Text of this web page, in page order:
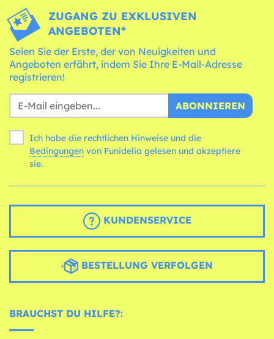
ZUGANG ZU EXKLUSIVEN
ANGEBOTEN*
Seien Sie der Erste, der von Neuigkeiten und
Angeboten erfährt, indem Sie Ihre E-Mail-Adresse
registrieren!
ABONNIEREN
Ich habe die rechtlichen Hinweise und die
Bedingungen
sie.
KUNDENSERVICE
BESTELLUNG VERFOLGEN
BRAUCHST DU HILFE?: